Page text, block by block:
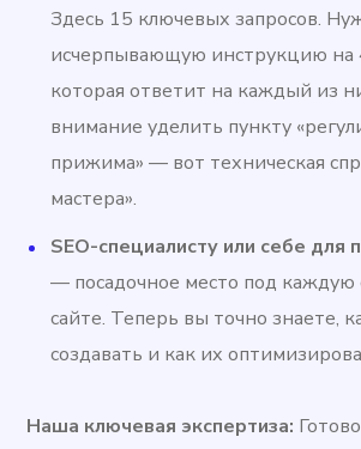
Здесь 15 ключевых запросов.
исчерпывающую инструкцию на
которая ответит на каждый из
внимание уделить пункту
прижима» — вот техническая
мастера».
SEO-специалисту или себе для
— посадочное место под каждую
сайте. Теперь вы точно знаете,
создавать и как их
Наша ключевая экспертиза: